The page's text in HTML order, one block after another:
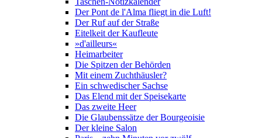
Der Pont de l'Alma fliegt in die Luft!
Der Ruf auf der Straße
Eitelkeit der Kaufleute
»d'ailleurs«
Heimarbeiter
Die Spitzen der Behörden
Mit einem Zuchthäusler?
Ein schwedischer Sachse
Das Elend mit der Speisekarte
Das zweite Heer
Die Glaubenssätze der Bourgeoisie
Der kleine Salon